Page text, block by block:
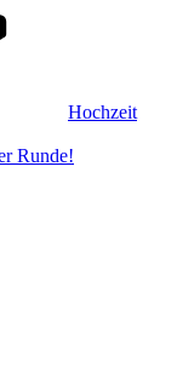
Hochzeit
Runde!